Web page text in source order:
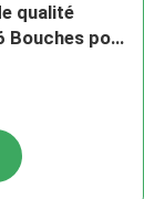
qualité
Bouches pour